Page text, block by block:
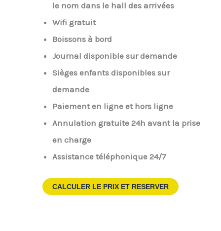
le nom dans le hall des arrivées
Wifi gratuit
Boissons à bord
Journal disponible sur demande
Sièges enfants disponibles sur
demande
Paiement en ligne et hors ligne
Annulation gratuite 24h avant la prise
en charge
Assistance téléphonique 24/7
CALCULER LE PRIX ET RESERVER